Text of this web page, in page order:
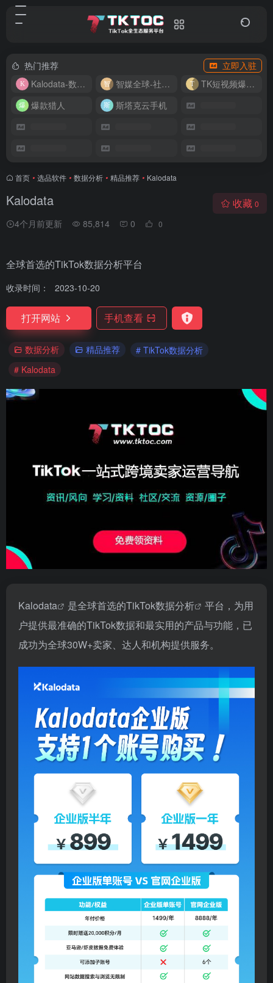
热门推荐
立即入驻
Kalodata-数据分析平台
智媒全球-社媒管理平台
TK短视频爆款复刻
爆款猎人
斯塔克云手机
首页 • 选品软件 • 数据分析 • 精品推荐 • Kalodata
Kalodata
4个月前更新 85,814 0 0
收藏 0
全球首选的TikTok数据分析平台
收录时间： 2023-10-20
打开网站 手机查看
数据分析 精品推荐
# TikTok数据分析
# Kalodata
Kalodata 是全球首选的TikTok数据分析
平台，为用
户提供最准确的TikTok数据和最实用的产品与功能，已
成功为全球30W+卖家、达人和机构提供服务。